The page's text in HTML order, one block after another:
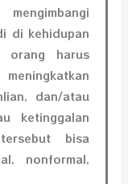
di kehidupan
orang harus
dan/atau
ketinggalan
bisa
nonformal,